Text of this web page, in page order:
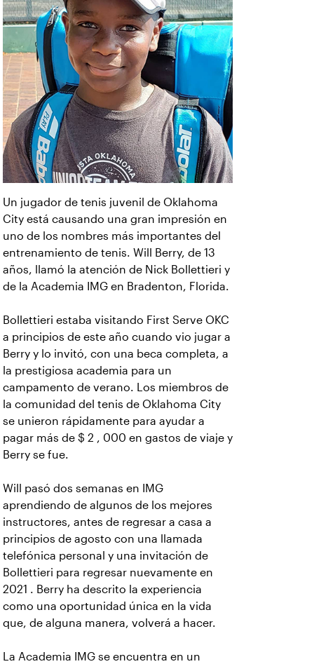
Un jugador de tenis juvenil de Oklahoma
City está causando una gran impresión en
uno de los nombres más importantes del
entrenamiento de tenis. Will Berry, de 13
años, llamó la atención de Nick Bollettieri y
de la Academia IMG en Bradenton, Florida.
Bollettieri estaba visitando First Serve OKC
a principios de este año cuando vio jugar a
Berry y lo invitó, con una beca completa, a
la prestigiosa academia para un
campamento de verano. Los miembros de
la comunidad del tenis de Oklahoma City
se unieron rápidamente para ayudar a
pagar más de $ 2 , 000 en gastos de viaje y
Berry se fue.
Will pasó dos semanas en IMG
aprendiendo de algunos de los mejores
instructores, antes de regresar a casa a
principios de agosto con una llamada
telefónica personal y una invitación de
Bollettieri para regresar nuevamente en
2021 . Berry ha descrito la experiencia
como una oportunidad única en la vida
que, de alguna manera, volverá a hacer.
La Academia IMG se encuentra en un